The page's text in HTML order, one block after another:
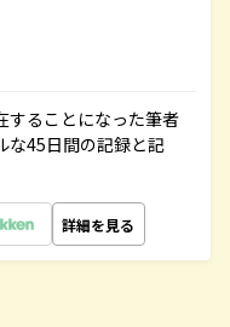
することになった筆者
な45日間の記録と記
詳細を見る